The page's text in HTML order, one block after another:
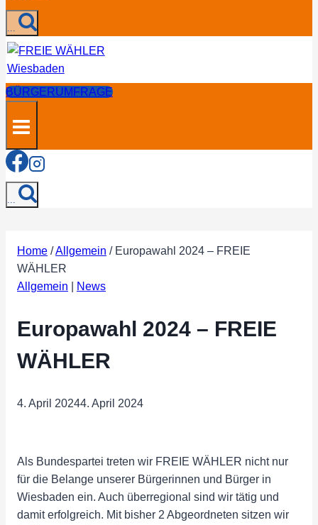
...
BÜRGERUMFRAGE
...
Home /Allgemein / Europawahl 2024 – FREIE
WÄHLER
Allgemein
News
Europawahl 2024 – FREIE
WÄHLER
4. April 20244. April 2024
Als Bundespartei treten wir FREIE WÄHLER nicht nur
für die Belange unserer Bürgerinnen und Bürger in
Wiesbaden ein. Auch überregional sind wir tätig und
damit erfolgreich. Mit bisher 2 Abgeordneten sitzen wir